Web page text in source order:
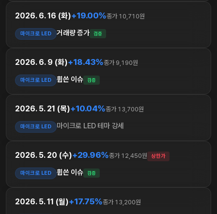
2026. 6. 16 (화)+19.00%종가 10,710원
마이크로 LED 거래량 증가 검증
2026. 6. 9 (화)+18.43%종가 9,190원
마이크로 LED 휩쓴 이슈 검증
2026. 5. 21 (목)+10.04%종가 13,700원
마이크로 LED 마이크로 LED 테마 강세
2026. 5. 20 (수)+29.96%종가 12,450원 상한가
마이크로 LED 휩쓴 이슈 검증
2026. 5. 11 (월)+17.75%종가 13,200원